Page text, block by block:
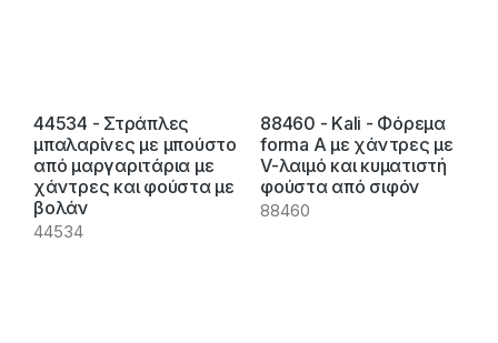
44534 - Στράπλες
μπαλαρίνες με μπούστο
από μαργαριτάρια με
χάντρες και φούστα με
βολάν
44534
88460 - Kali - Φόρεμα
forma A με χάντρες με
V-λαιμό και κυματιστή
φούστα από σιφόν
88460